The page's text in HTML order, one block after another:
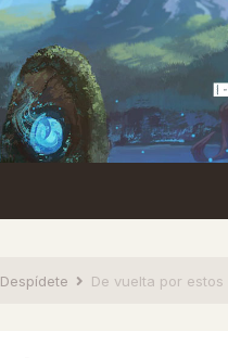
De vuelta por estos